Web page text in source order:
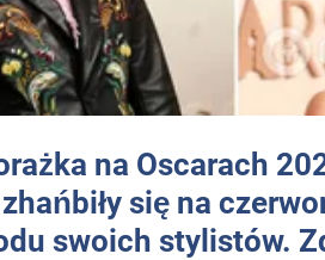
na Oscarach
się na
swoich stylistów.